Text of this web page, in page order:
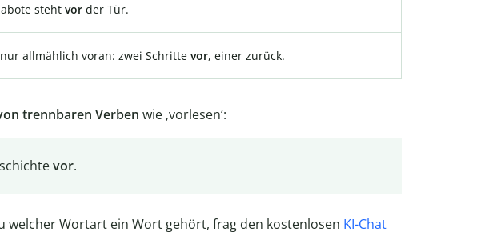
steht vor der Tür.
allmählich voran: zwei Schritte vor, einer zurück.
trennbaren Verben wie ‚vorlesen‘:
vor.
welcher Wortart ein Wort gehört, frag den kostenlosen KI-Chat